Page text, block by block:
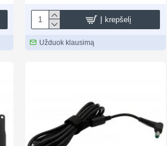
Į krepšelį
Užduok klausimą